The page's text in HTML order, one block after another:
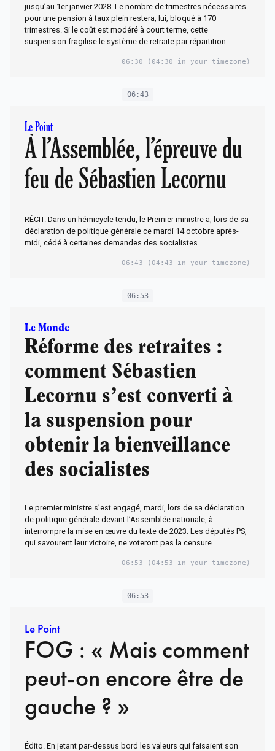
jusqu’au 1er janvier 2028. Le nombre de trimestres nécessaires
pour une pension à taux plein restera, lui, bloqué à 170
trimestres. Si le coût est modéré à court terme, cette
suspension fragilise le système de retraite par répartition.
06:30 (04:30 in your timezone)
06:43
Le Point
À l’Assemblée, l’épreuve du
feu de Sébastien Lecornu
RÉCIT. Dans un hémicycle tendu, le Premier ministre a, lors de sa
déclaration de politique générale ce mardi 14 octobre après-
midi, cédé à certaines demandes des socialistes.
06:43 (04:43 in your timezone)
06:53
Le Monde
Réforme des retraites :
comment Sébastien
Lecornu s’est converti à
la suspension pour
obtenir la bienveillance
des socialistes
Le premier ministre s’est engagé, mardi, lors de sa déclaration
de politique générale devant l’Assemblée nationale, à
interrompre la mise en œuvre du texte de 2023. Les députés PS,
qui savourent leur victoire, ne voteront pas la censure.
06:53 (04:53 in your timezone)
06:53
Le Point
FOG : « Mais comment
peut-on encore être de
gauche ? »
Édito. En jetant par-dessus bord les valeurs qui faisaient son